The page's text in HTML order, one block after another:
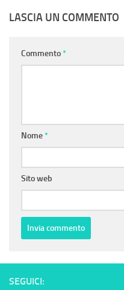
LASCIA UN COMMENTO
Commento*
Nome*
Sito web
SEGUICI: